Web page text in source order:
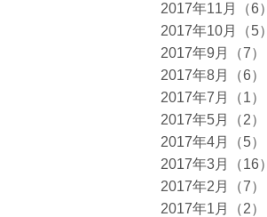
2017年11月（6）
2017年10月（5）
2017年9月（7）
2017年8月（6）
2017年7月（1）
2017年5月（2）
2017年4月（5）
2017年3月（16）
2017年2月（7）
2017年1月（2）